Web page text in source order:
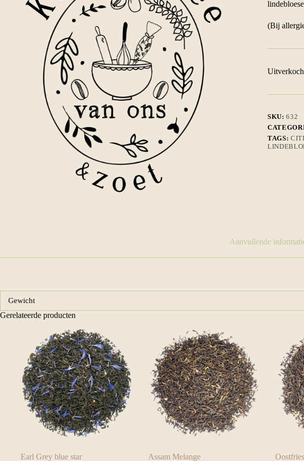
(Bij
SKU:632
TAGS:
Aanvullende
Gewicht
Gerelateerde producten
Earl Grey blue star Assam Melange